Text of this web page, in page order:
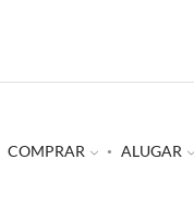
COMPRAR ALUGAR